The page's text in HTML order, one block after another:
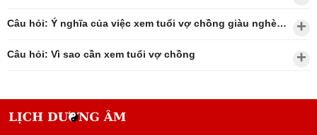
Câu hỏi: Ý nghĩa của việc xem tuổi vợ chồng giàu nghèo?
Câu hỏi: Vì sao cần xem tuổi vợ chồng